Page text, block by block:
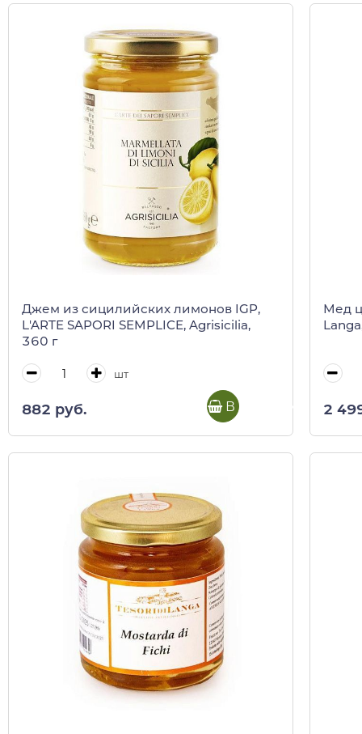
Джем из сицилийских лимонов IGP,
L'ARTE SAPORI SEMPLICE, Agrisicilia,
360 г
шт
882 руб. В корзину
Мед
2